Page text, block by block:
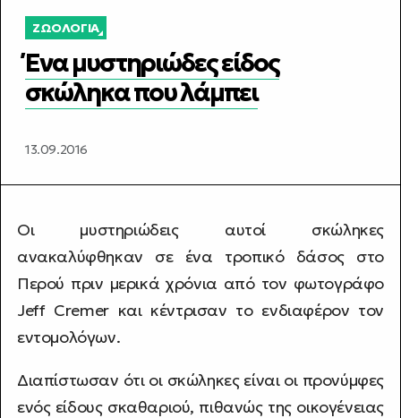
ΖΩΟΛΟΓΊΑ
Ένα μυστηριώδες είδος
σκώληκα που λάμπει
13.09.2016
Οι μυστηριώδεις αυτοί σκώληκες
ανακαλύφθηκαν σε ένα τροπικό δάσος στο
Περού πριν μερικά χρόνια από τον φωτογράφο
Jeff Cremer και κέντρισαν το ενδιαφέρον τον
εντομολόγων.
Διαπίστωσαν ότι οι σκώληκες είναι οι προνύμφες
ενός είδους σκαθαριού, πιθανώς της οικογένειας